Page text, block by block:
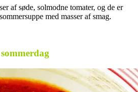
af søde, solmodne tomater, og de er
med masser af smag.